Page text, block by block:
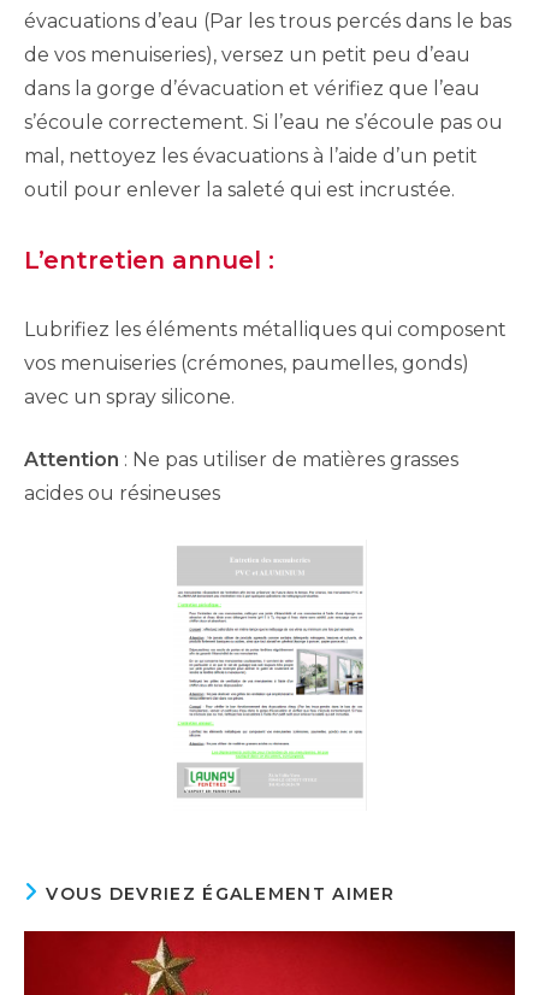
évacuations d’eau (Par les trous percés dans le bas
de vos menuiseries), versez un petit peu d’eau
dans la gorge d’évacuation et vérifiez que l’eau
s’écoule correctement. Si l’eau ne s’écoule pas ou
mal, nettoyez les évacuations à l’aide d’un petit
outil pour enlever la saleté qui est incrustée.
L’entretien annuel :
Lubrifiez les éléments métalliques qui composent
vos menuiseries (crémones, paumelles, gonds)
avec un spray silicone.
Attention : Ne pas utiliser de matières grasses
acides ou résineuses
VOUS DEVRIEZ ÉGALEMENT AIMER